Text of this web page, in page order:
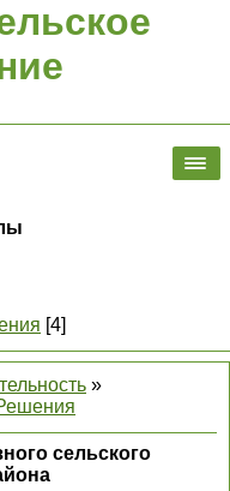
[4]
»
сельского